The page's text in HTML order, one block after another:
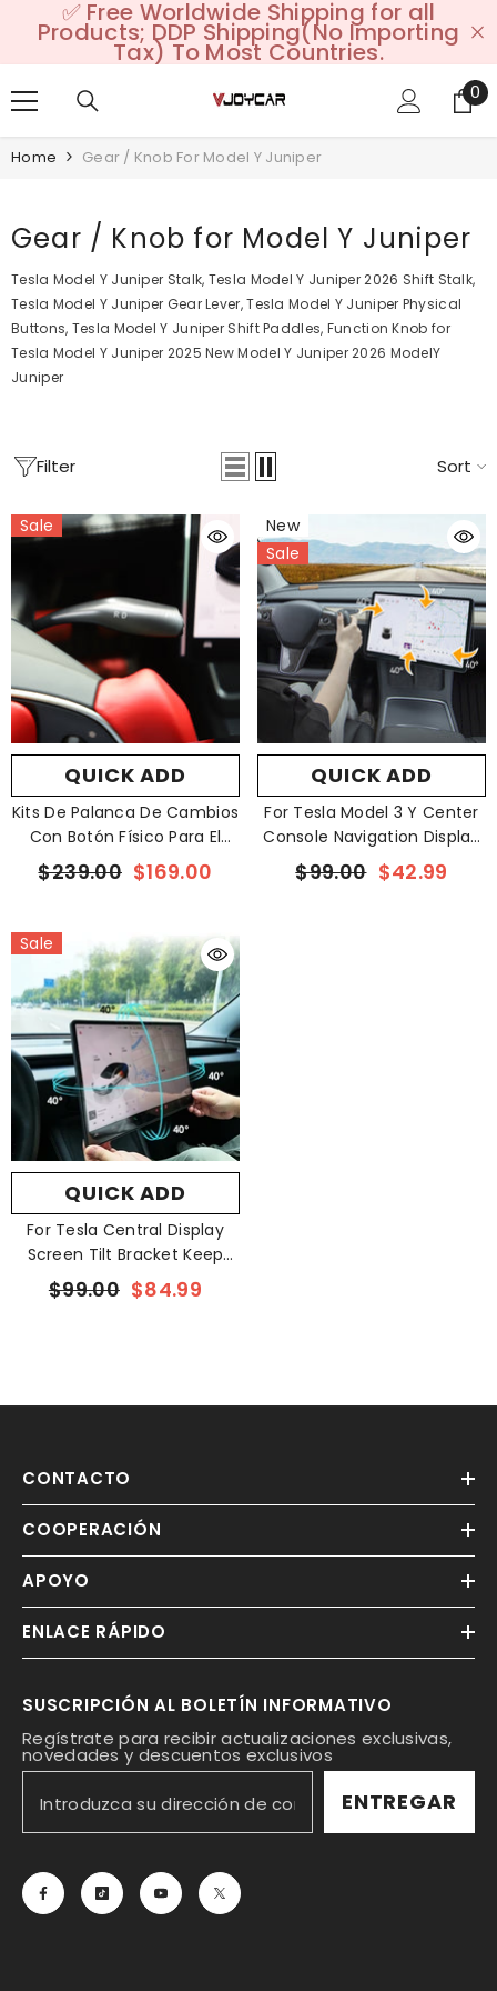
SKIP TO CONTENT
✅ Free Worldwide Shipping for all
Products; DDP Shipping(No Importing
Tax) To Most Countries.
00
Home Gear / Knob For Model Y Juniper
Gear / Knob for Model Y Juniper
Tesla Model Y Juniper Stalk, Tesla Model Y Juniper 2026 Shift Stalk,
Tesla Model Y Juniper Gear Lever, Tesla Model Y Juniper Physical
Buttons, Tesla Model Y Juniper Shift Paddles, Function Knob for
Tesla Model Y Juniper 2025 New Model Y Juniper 2026 ModelY
Juniper
Filter Sort
Sale
QUICK ADD
Kits De Palanca De Cambios
Con Botón Físico Para El
Modelo XS 3 Highland De
Tesla
$239.00 $169.00
New
Sale
QUICK ADD
For Tesla Model 3 Y Center
Console Navigation Display
Tilt Bracket
$99.00 $42.99
Sale
QUICK ADD
For Tesla Central Display
Screen Tilt Bracket Keep
Original Height
$99.00 $84.99
CONTACTO
COOPERACIÓN
APOYO
ENLACE RÁPIDO
SUSCRIPCIÓN AL BOLETÍN INFORMATIVO
Regístrate para recibir actualizaciones exclusivas,
novedades y descuentos exclusivos
ENTREGAR